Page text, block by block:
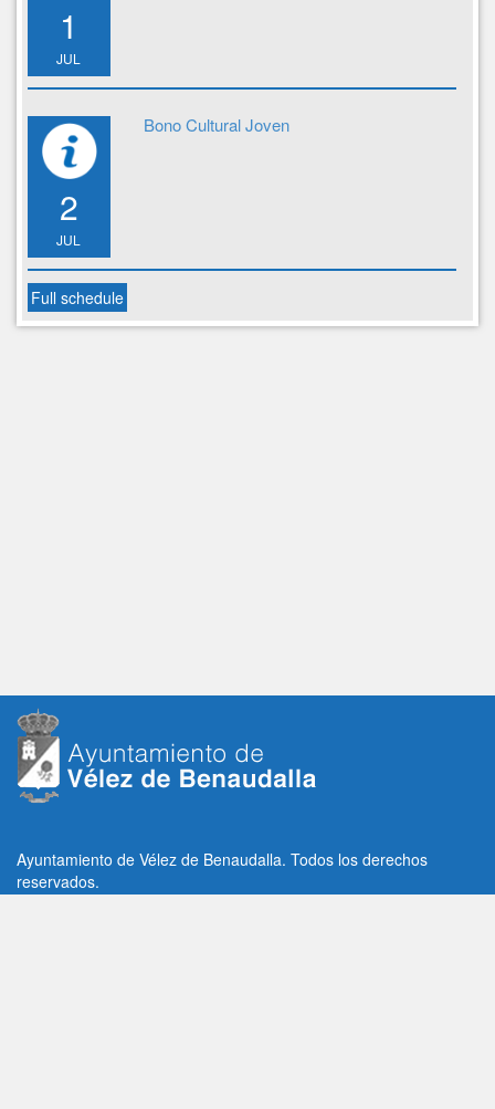
1
JUL
2
JUL
Bono Cultural Joven
Full schedule
Ayuntamiento de Vélez de Benaudalla. Todos los derechos
reservados.